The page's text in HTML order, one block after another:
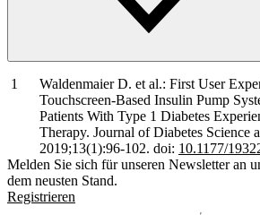
Waldenmaier D. et al.: First User
Touchscreen-Based Insulin Pump
Patients With Type 1 Diabetes
Therapy. Journal of Diabetes Science
2019;13(1):96-102. doi: 10.1177/
Melden Sie sich für unseren Newsletter an
dem neusten Stand.
Registrieren